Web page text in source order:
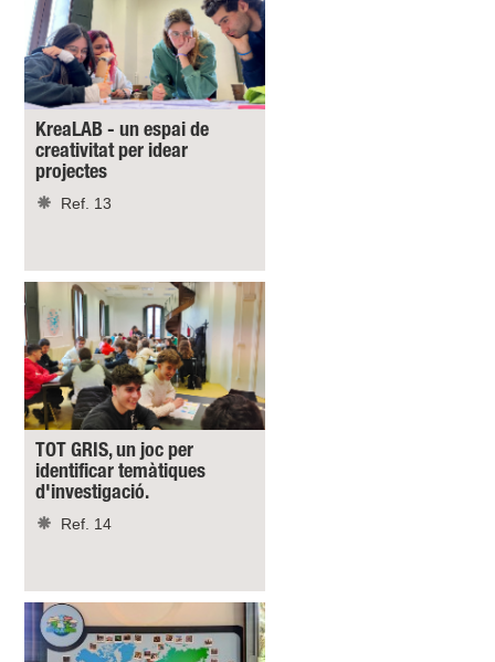
KreaLAB - un espai de
creativitat per idear
projectes
Ref. 13
TOT GRIS, un joc per
identificar temàtiques
d'investigació.
Ref. 14